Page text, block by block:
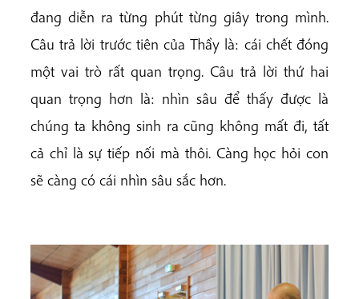
đang diễn ra từng phút từng giây trong mình.
Câu trả lời trước tiên của Thầy là: cái chết đóng
một vai trò rất quan trọng. Câu trả lời thứ hai
quan trọng hơn là: nhìn sâu để thấy được là
chúng ta không sinh ra cũng không mất đi, tất
cả chỉ là sự tiếp nối mà thôi. Càng học hỏi con
sẽ càng có cái nhìn sâu sắc hơn.